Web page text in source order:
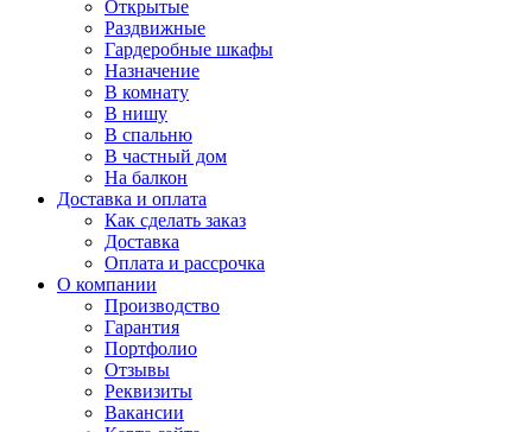
Открытые
Раздвижные
Гардеробные шкафы
Назначение
В комнату
В нишу
В спальню
В частный дом
На балкон
Доставка и оплата
Как сделать заказ
Доставка
Оплата и рассрочка
О компании
Производство
Гарантия
Портфолио
Отзывы
Реквизиты
Вакансии